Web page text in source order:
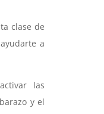
clase de
a
las
y el